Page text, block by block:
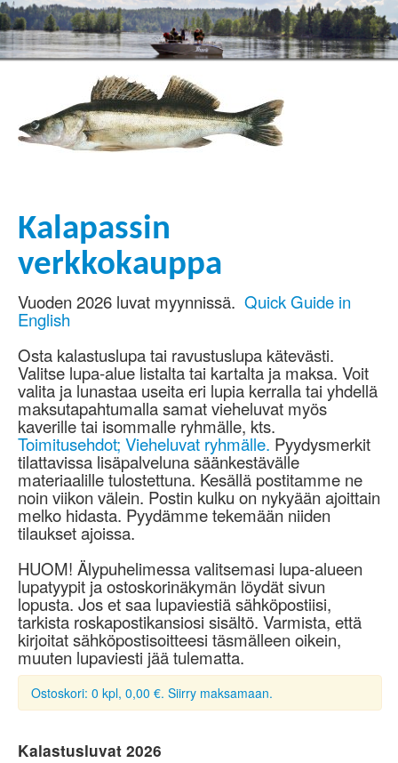
Kalapassin
verkkokauppa
Vuoden 2026 luvat myynnissä. Quick Guide in
English
Osta kalastuslupa tai ravustuslupa kätevästi.
Valitse lupa-alue listalta tai kartalta ja maksa. Voit
valita ja lunastaa useita eri lupia kerralla tai yhdellä
maksutapahtumalla samat vieheluvat myös
kaverille tai isommalle ryhmälle, kts.
Toimitusehdot; Vieheluvat ryhmälle. Pyydysmerkit
tilattavissa lisäpalveluna säänkestävälle
materiaalille tulostettuna. Kesällä postitamme ne
noin viikon välein. Postin kulku on nykyään ajoittain
melko hidasta. Pyydämme tekemään niiden
tilaukset ajoissa.
HUOM! Älypuhelimessa valitsemasi lupa-alueen
lupatyypit ja ostoskorinäkymän löydät sivun
lopusta. Jos et saa lupaviestiä sähköpostiisi,
tarkista roskapostikansiosi sisältö. Varmista, että
kirjoitat sähköpostisoitteesi täsmälleen oikein,
muuten lupaviesti jää tulematta.
Ostoskori: 0 kpl, 0,00 €. Siirry maksamaan.
Kalastusluvat 2026